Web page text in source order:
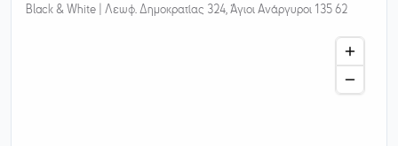
Black & White | Λεωφ. Δημοκρατίας 324, Άγιοι Ανάργυροι 135 62